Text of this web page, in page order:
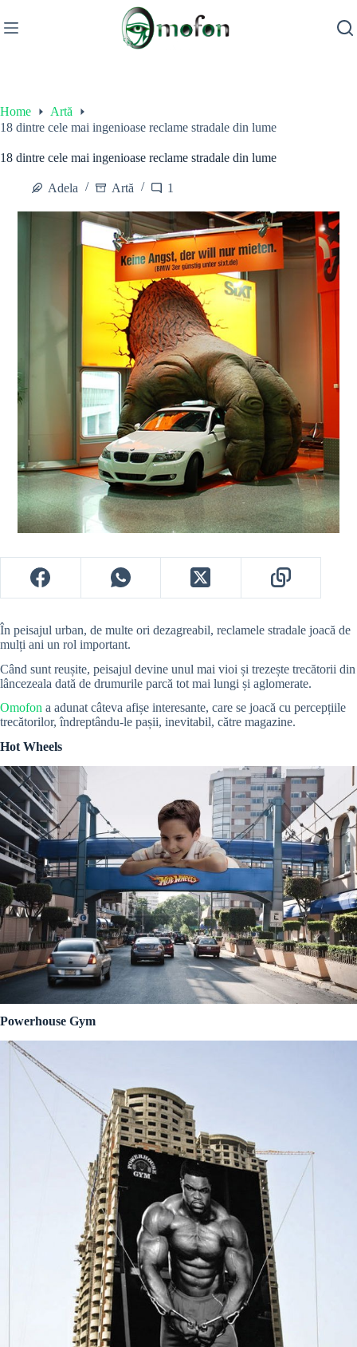
to
content
Home
Artă
18 dintre cele mai ingenioase reclame stradale din lume
18 dintre cele mai ingenioase reclame stradale din lume
Adela Artă 1
În peisajul urban, de multe ori dezagreabil, reclamele stradale joacă de
mulți ani un rol important.
Când sunt reușite, peisajul devine unul mai vioi și trezește trecătorii din
lâncezeala dată de drumurile parcă tot mai lungi și aglomerate.
Omofon a adunat câteva afișe interesante, care se joacă cu percepțiile
trecătorilor, îndreptându-le pașii, inevitabil, către magazine.
Hot Wheels
Powerhouse Gym